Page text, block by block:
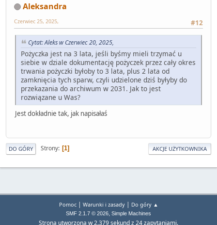
Aleksandra
#12
Czerwiec 25, 2025,
Cytat: Aleks w Czerwiec 20, 2025,
Pożyczka jest na 3 lata, jeśli byśmy mieli trzymać u
siebie w dziale dokumentację pożyczek przez cały okres
trwania pożyczki byłoby to 3 lata, plus 2 lata od
zamknięcia tych sparw, czyli udzielone dziś byłyby do
przekazania do archiwum w 2031. Jak to jest
rozwiązane u Was?
Jest dokładnie tak, jak napisałaś
DO GÓRY Strony 1 AKCJE UŻYTKOWNIKA
Pomoc| Warunki i zasady| Do góry ▲
SMF 2.1.7 © 2026, Simple Machines
Strona utworzona w 2.379 sekund z 24 zapytaniami.